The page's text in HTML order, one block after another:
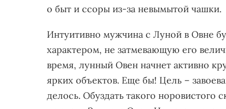
о быт и ссоры из-за невымытой чашки.
Интуитивно мужчина с Луной в Овне
характером, не затмевающую его
время, лунный Овен начнет активно
ярких объектов. Еще бы! Цель –
делось. Обуздать такого норовистого